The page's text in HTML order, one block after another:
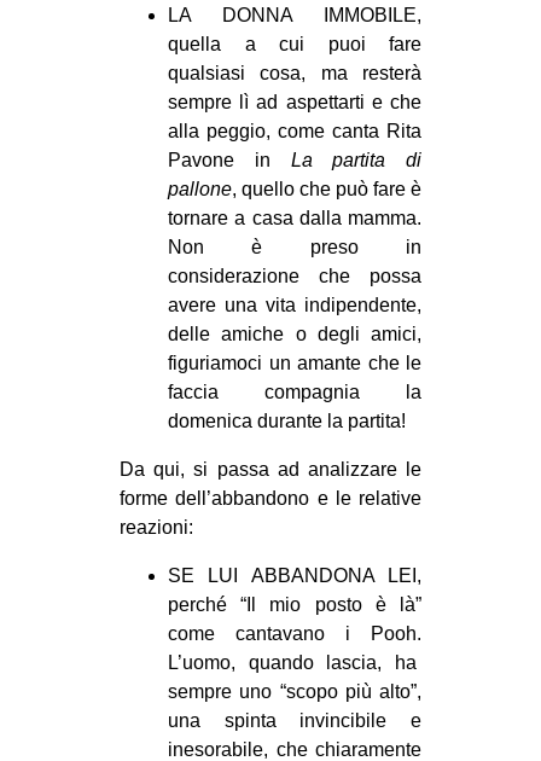
LA DONNA IMMOBILE,
quella a cui puoi fare
qualsiasi cosa, ma resterà
sempre lì ad aspettarti e che
alla peggio, come canta Rita
Pavone in La partita di
pallone, quello che può fare è
tornare a casa dalla mamma.
Non è preso in
considerazione che possa
avere una vita indipendente,
delle amiche o degli amici,
figuriamoci un amante che le
faccia compagnia la
domenica durante la partita!
Da qui, si passa ad analizzare le
forme dell’abbandono e le relative
reazioni:
SE LUI ABBANDONA LEI,
perché “Il mio posto è là”
come cantavano i Pooh.
L’uomo, quando lascia, ha
sempre uno “scopo più alto”,
una spinta invincibile e
inesorabile, che chiaramente